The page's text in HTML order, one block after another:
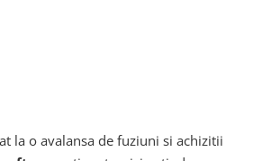
la o avalansa de fuziuni si achizitii